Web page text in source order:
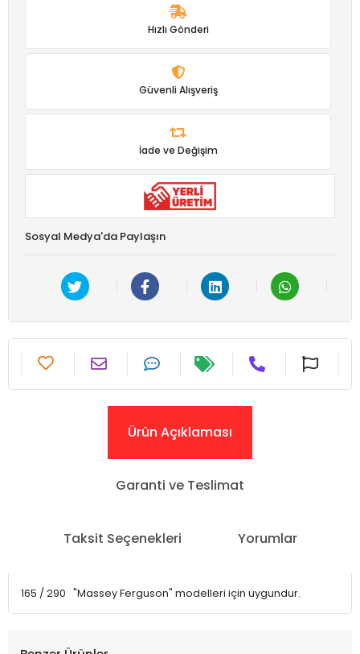
Hızlı Gönderi
Güvenli Alışveriş
İade ve Değişim
Sosyal Medya'da Paylaşın
Ürün Açıklaması
Garanti ve Teslimat
Taksit Seçenekleri Yorumlar
165 / 290 "Massey Ferguson" modelleri için uygundur.